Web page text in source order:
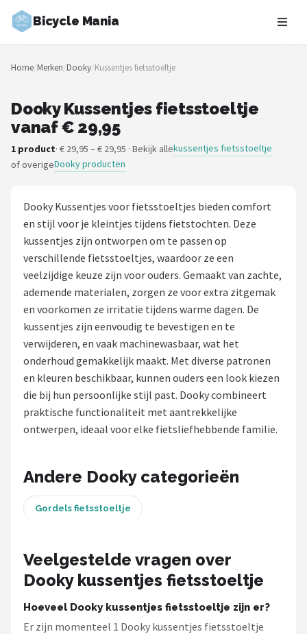
Bicycle Mania
Zoeken
NAVIGATIE
Merken
Blog
Kinderfietsen
Stadsfietsen
Elektrische fietsen
Mountainbikes
Shop
Basil
ABUS
New Looxs
BBB Cycling
Home/Merken/Dooky/Kussentjes fietsstoeltje
Dooky Kussentjes fietsstoeltje
vanaf € 29,95
1 product· € 29,95 – € 29,95 · Bekijk allekussentjes fietsstoeltje
of overigeDooky producten
Dooky Kussentjes voor fietsstoeltjes bieden comfort
en stijl voor je kleintjes tijdens fietstochten. Deze
kussentjes zijn ontworpen om te passen op
verschillende fietsstoeltjes, waardoor ze een
veelzijdige keuze zijn voor ouders. Gemaakt van zachte,
ademende materialen, zorgen ze voor extra zitgemak
en voorkomen ze irritatie tijdens warme dagen. De
kussentjes zijn eenvoudig te bevestigen en te
verwijderen, en vaak machinewasbaar, wat het
onderhoud gemakkelijk maakt. Met diverse patronen
en kleuren beschikbaar, kunnen ouders een look kiezen
die bij hun persoonlijke stijl past. Dooky combineert
praktische functionaliteit met aantrekkelijke
ontwerpen, ideaal voor elke fietsliefhebbende familie.
Andere Dooky categorieën
Gordels fietsstoeltje
Veelgestelde vragen over
Dooky kussentjes fietsstoeltje
Hoeveel Dooky kussentjes fietsstoeltje zijn er?
Er zijn momenteel 1 Dooky kussentjes fietsstoeltje